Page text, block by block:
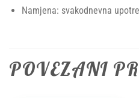
Namjena: svakodnevna
POVEZANI